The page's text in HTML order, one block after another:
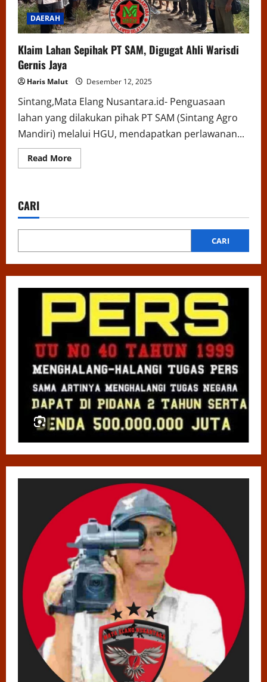
DAERAH
Klaim Lahan Sepihak PT SAM, Digugat Ahli Warisdi
Gernis Jaya
Haris Malut Desember 12, 2025
Sintang,Mata Elang Nusantara.id- Penguasaan
lahan yang dilakukan pihak PT SAM (Sintang Agro
Mandiri) melalui HGU, mendapatkan perlawanan...
Read MoreRead
more
SAM,
Ahli
Gernis
CARI
CARI